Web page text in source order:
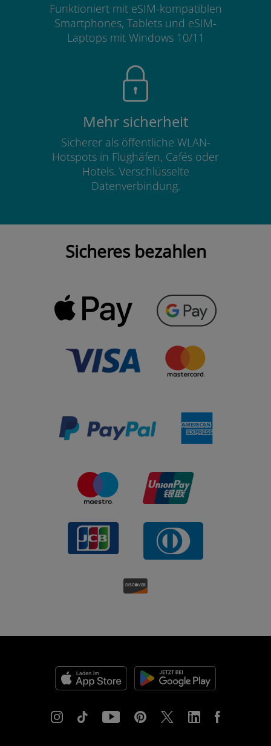
Funktioniert mit eSIM-kompatiblen
Smartphones, Tablets und eSIM-
Laptops mit Windows 10/11
Mehr sicherheit
Sicherer als öffentliche WLAN-
Hotspots in Flughäfen, Cafés oder
Hotels. Verschlüsselte
Datenverbindung.
Sicheres bezahlen